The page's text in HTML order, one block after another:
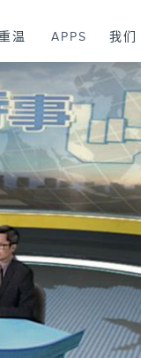
温 APPS 我们